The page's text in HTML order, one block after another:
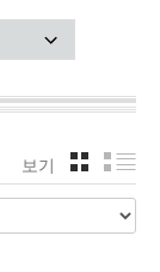
보기 격자